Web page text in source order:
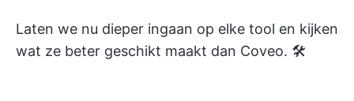
Laten we nu dieper ingaan op elke tool en kijken
wat ze beter geschikt maakt dan Coveo. 🛠️